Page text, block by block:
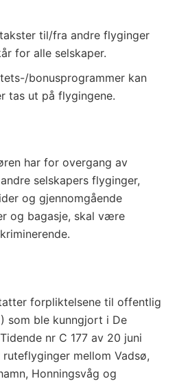
til/fra andre flyginger
for alle selskaper.
bonusprogrammer kan
tas ut på flygingene.
har for overgang av
selskapers flyginger,
og gjennomgående
og bagasje, skal være
forpliktelsene til offentlig
som ble kunngjort i De
nr C 177 av 20 juni
mellom Vadsø,
Honningsvåg og